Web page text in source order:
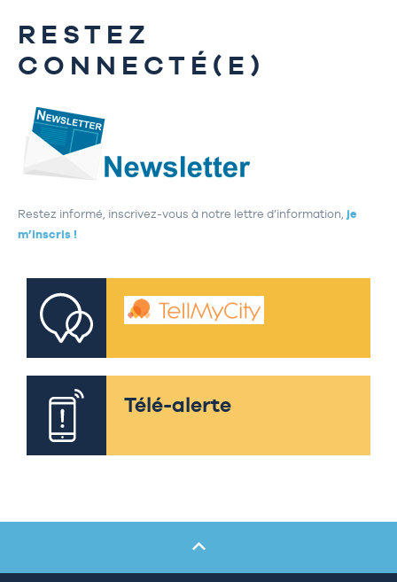
RESTEZ
CONNECTÉ(E)
Restez informé, inscrivez-vous à notre lettre d’information, je
m’inscris !
Télé-alerte